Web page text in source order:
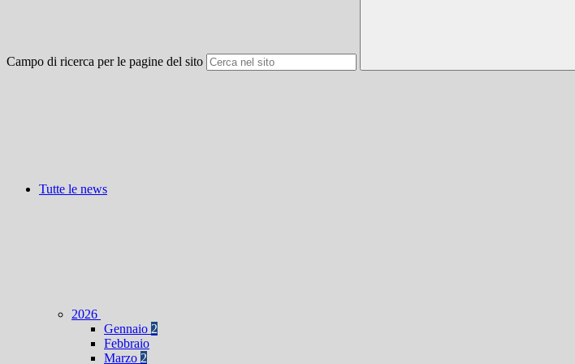
Campo di ricerca per le pagine del sito
Tutte le news
2026
Gennaio 2
Febbraio
Marzo 2